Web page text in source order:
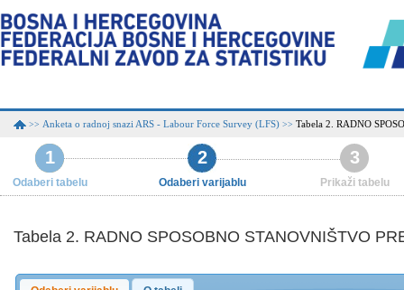
>> Anketa o radnoj snazi ARS - Labour Force Survey (LFS) >> Tabela 2. RADNO
1
Odaberi tabelu
2
Odaberi varijablu
3
Prikaži tabelu
Tabela 2. RADNO SPOSOBNO STANOVNIŠTVO